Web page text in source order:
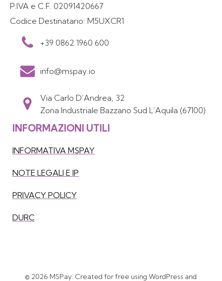
P.IVA e C.F. 02091420667
Codice Destinatario: M5UXCR1
+39 0862 1960 600
info@mspay.io
Via Carlo D’Andrea, 32
Zona Industriale Bazzano Sud L’Aquila (67100)
INFORMAZIONI UTILI
INFORMATIVA MSPAY
NOTE LEGALI E IP
PRIVACY POLICY
DURC
© 2026 MSPay. Created for free using WordPress and